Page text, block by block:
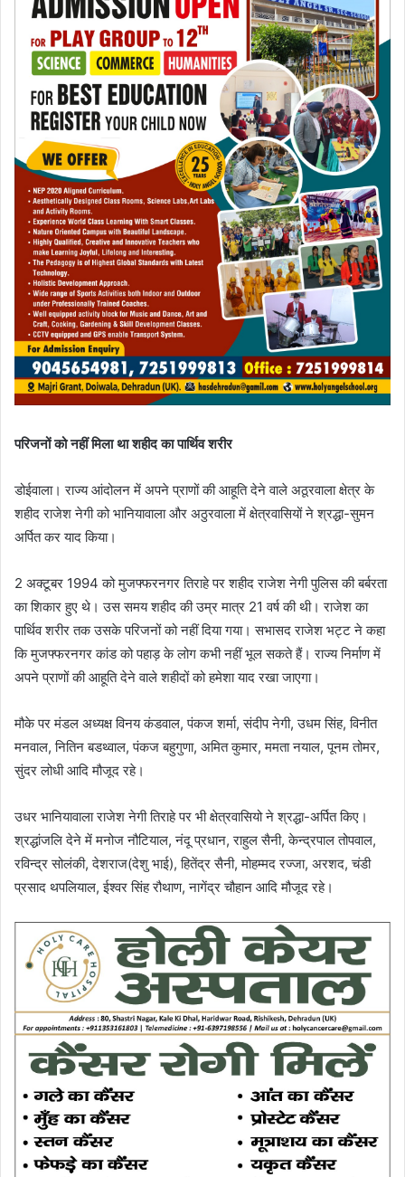
परिजनों को नहीं मिला था शहीद का पार्थिव शरीर
डोईवाला। राज्य आंदोलन में अपने प्राणों की आहूति देने वाले अठूरवाला क्षेत्र के
शहीद राजेश नेगी को भानियावाला और अठुरवाला में क्षेत्रवासियों ने श्रद्धा-सुमन
अर्पित कर याद किया।
2 अक्टूबर 1994 को मुजफ्फरनगर तिराहे पर शहीद राजेश नेगी पुलिस की बर्बरता
का शिकार हुए थे। उस समय शहीद की उम्र मात्र 21 वर्ष की थी। राजेश का
पार्थिव शरीर तक उसके परिजनों को नहीं दिया गया। सभासद राजेश भट्ट ने कहा
कि मुजफ्फरनगर कांड को पहाड़ के लोग कभी नहीं भूल सकते हैं। राज्य निर्माण में
अपने प्राणों की आहूति देने वाले शहीदों को हमेशा याद रखा जाएगा।
मौके पर मंडल अध्यक्ष विनय कंडवाल, पंकज शर्मा, संदीप नेगी, उधम सिंह, विनीत
मनवाल, नितिन बडथ्वाल, पंकज बहुगुणा, अमित कुमार, ममता नयाल, पूनम तोमर,
सुंदर लोधी आदि मौजूद रहे।
उधर भानियावाला राजेश नेगी तिराहे पर भी क्षेत्रवासियो ने श्रद्धा-अर्पित किए।
श्रद्धांजलि देने में मनोज नौटियाल, नंदू प्रधान, राहुल सैनी, केन्द्रपाल तोपवाल,
रविन्द्र सोलंकी, देशराज(देशु भाई), हितेंद्र सैनी, मोहम्मद रज्जा, अरशद, चंडी
प्रसाद थपलियाल, ईश्वर सिंह रौथाण, नागेंद्र चौहान आदि मौजूद रहे।